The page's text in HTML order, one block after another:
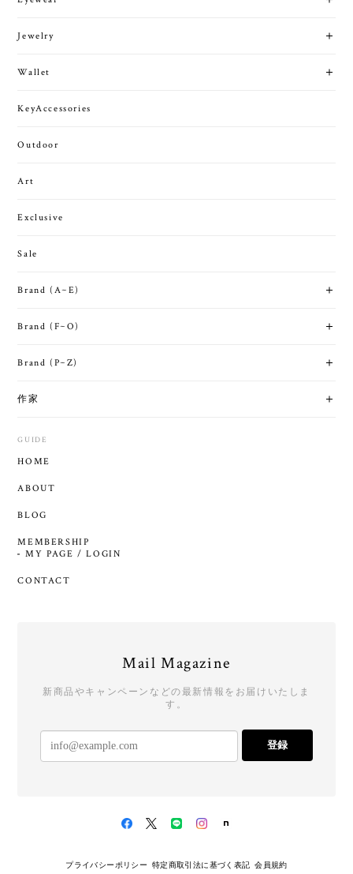
Jewelry
Wallet
KeyAccessories
Outdoor
Art
Exclusive
Sale
Brand (A~E)
Brand (F~O)
Brand (P~Z)
作家
GUIDE
HOME
ABOUT
BLOG
MEMBERSHIP
MY PAGE / LOGIN
CONTACT
Mail Magazine
新商品やキャンペーンなどの最新情報をお届けいたしま
す。
登録
プライバシーポリシー 特定商取引法に基づく表記 会員規約